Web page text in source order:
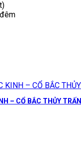
– CỔ BẮC THỦY TRẤN